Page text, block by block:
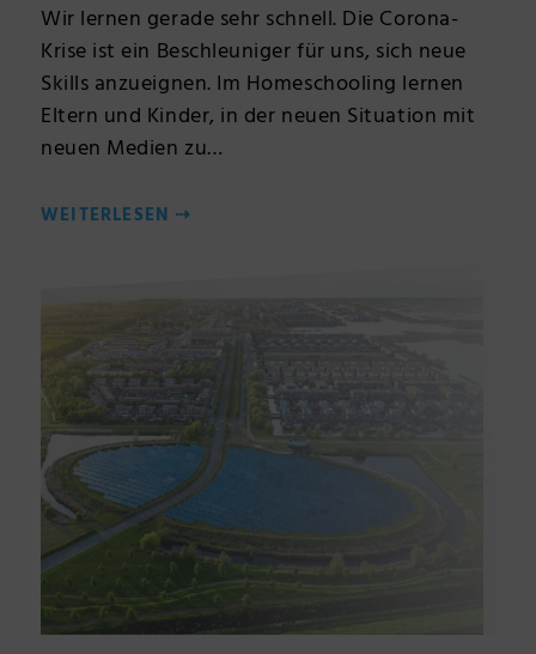
Wir lernen gerade sehr schnell. Die Corona-
Krise ist ein Beschleuniger für uns, sich neue
Skills anzueignen. Im Homeschooling lernen
Eltern und Kinder, in der neuen Situation mit
neuen Medien zu…
WEITERLESEN ⇢